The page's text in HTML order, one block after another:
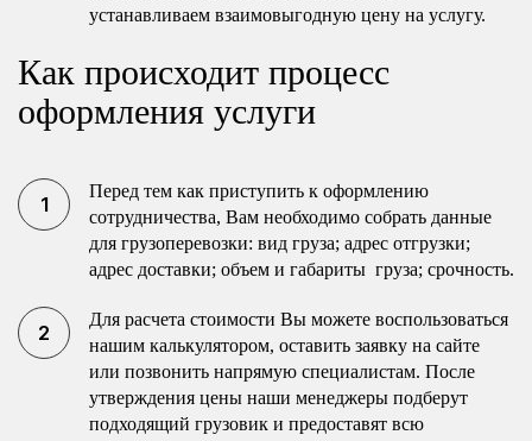
устанавливаем взаимовыгодную цену на услугу.
Как происходит процесс
оформления услуги
Перед тем как приступить к оформлению
сотрудничества, Вам необходимо собрать данные
для грузоперевозки: вид груза; адрес отгрузки;
адрес доставки; объем и габариты груза; срочность.
Для расчета стоимости Вы можете воспользоваться
нашим калькулятором, оставить заявку на сайте
или позвонить напрямую специалистам. После
утверждения цены наши менеджеры подберут
подходящий грузовик и предоставят всю